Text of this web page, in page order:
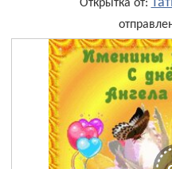
Открытка от: